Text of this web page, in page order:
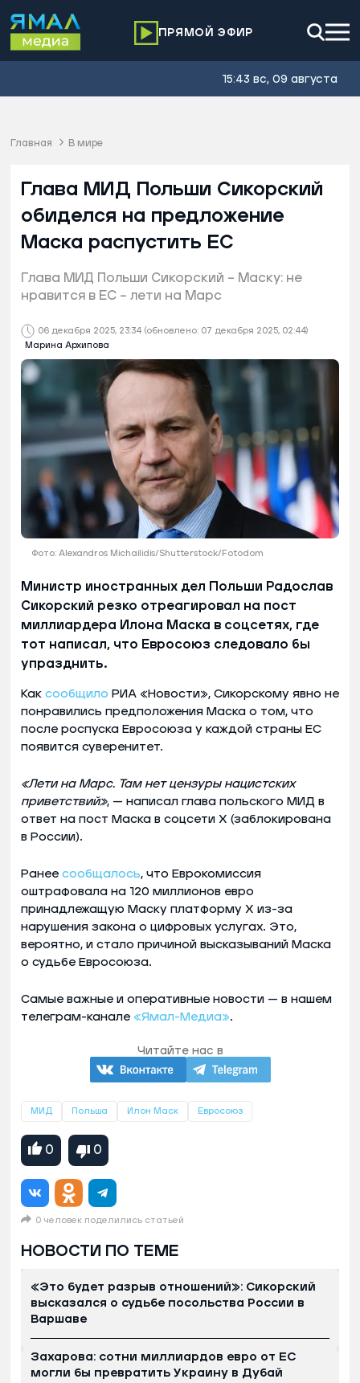
ПРЯМОЙ ЭФИР
15:43 вс, 09 августа
Главная В мире
06 декабря 2025, 23:34 (обновлено: 07 декабря 2025, 02:44)
Марина Архипова
Глава МИД Польши Сикорский
обиделся на предложение
Маска распустить ЕС
Глава МИД Польши Сикорский – Маску: не
нравится в ЕС – лети на Марс
Фото: Alexandros Michailidis/Shutterstock/Fotodom
Министр иностранных дел Польши Радослав
Сикорский резко отреагировал на пост
миллиардера Илона Маска в соцсетях, где
тот написал, что Евросоюз следовало бы
упразднить.
Как сообщило РИА «Новости», Сикорскому явно не
понравились предположения Маска о том, что
после роспуска Евросоюза у каждой страны ЕС
появится суверенитет.
«Лети на Марс. Там нет цензуры нацистских
приветствий», — написал глава польского МИД в
ответ на пост Маска в соцсети Х (заблокирована
в России).
Ранее сообщалось, что Еврокомиссия
оштрафовала на 120 миллионов евро
принадлежащую Маску платформу Х из-за
нарушения закона о цифровых услугах. Это,
вероятно, и стало причиной высказываний Маска
о судьбе Евросоюза.
Самые важные и оперативные новости — в нашем
телеграм-канале «Ямал-Медиа».
Читайте нас в
МИД Польша Илон Маск Евросоюз
0 0
0 человек поделились статьей
НОВОСТИ ПО ТЕМЕ
«Это будет разрыв отношений»: Сикорский
высказался о судьбе посольства России в
Варшаве
Захарова: сотни миллиардов евро от ЕС
могли бы превратить Украину в Дубай